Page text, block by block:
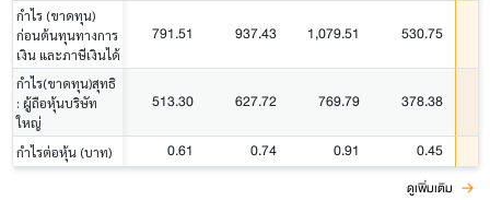
กำไร (ขาดทุน)
ก่อนต้นทุนทางการ
เงิน และภาษีเงินได้
791.51 937.43 1,079.51 530.75
กำไร(ขาดทุน)สุทธิ
: ผู้ถือหุ้นบริษัท
ใหญ่
513.30 627.72 769.79 378.38
กำไรต่อหุ้น (บาท) 0.61 0.74 0.91 0.45
ดูเพิ่มเติม